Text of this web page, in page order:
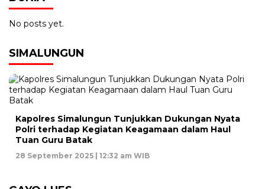
No posts yet.
SIMALUNGUN
Kapolres Simalungun Tunjukkan Dukungan Nyata
Polri terhadap Kegiatan Keagamaan dalam Haul
Tuan Guru Batak
28 September 2025 | 12:32 am WIB